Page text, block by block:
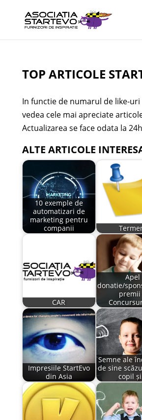
TOP ARTICOLE
In functie de numarul de like-
vedea cele mai apreciate
Actualizarea se face odata la
ALTE ARTICOLE
10 exemple de
automatizari de
marketing pentru
companii
CAR
Apel
donatie/
premii
Impresiile StartEvo
din Asia
Semne ale
de sine
copil